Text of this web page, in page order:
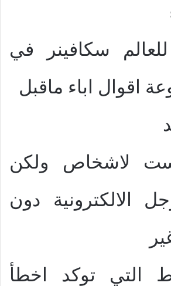
للعالم سكافينر في
اقوال اباء ماقبل
لاشخاص ولكن
الالكترونية دون
التي توكد اخطأ